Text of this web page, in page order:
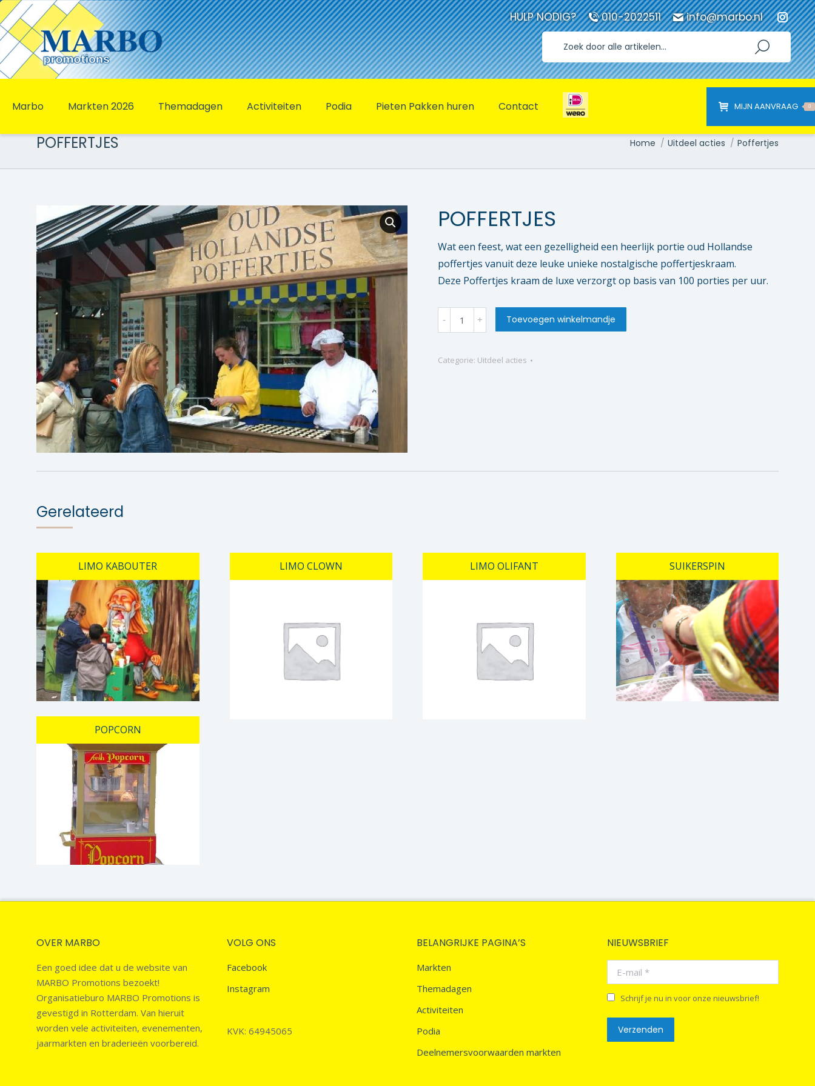
HULP NODIG? 010-2022511 info@marbo.nl
page
opens
in
new
Marbo Markten 2026 Themadagen Activiteiten Podia Pieten Pakken huren Contact MIJN AANVRAAG 0
POFFERTJES Je bent hier:
Home Uitdeel acties Poffertjes
POFFERTJES
Wat een feest, wat een gezelligheid een heerlijk portie oud Hollandse
poffertjes vanuit deze leuke unieke nostalgische poffertjeskraam.
Deze Poffertjes kraam de luxe verzorgt op basis van 100 porties per uur.
Poffertjes
quantity
Toevoegen winkelmandje
Categorie: Uitdeel acties
Gerelateerd
LIMO KABOUTER LIMO CLOWN LIMO OLIFANT SUIKERSPIN
POPCORN
OVER MARBO
Een goed idee dat u de website van
MARBO Promotions bezoekt!
Organisatieburo MARBO Promotions is
gevestigd in Rotterdam. Van hieruit
worden vele activiteiten, evenementen,
jaarmarkten en braderieën voorbereid.
VOLG ONS
Facebook
Instagram
KVK: 64945065
BELANGRIJKE PAGINA’S
Markten
Themadagen
Activiteiten
Podia
Deelnemersvoorwaarden markten
NIEUWSBRIEF
E-mail *
Schrijf je nu in voor onze nieuwsbrief!
Verzenden